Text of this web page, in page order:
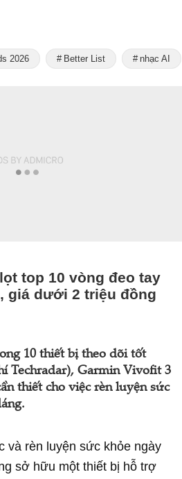
2026 Better List nhạc AI
top 10 vòng đeo tay
giá dưới 2 triệu đồng
10 thiết bị theo dõi tốt
Techradar), Garmin Vivofit 3
thiết cho việc rèn luyện sức
và rèn luyện sức khỏe ngày
sở hữu một thiết bị hỗ trợ